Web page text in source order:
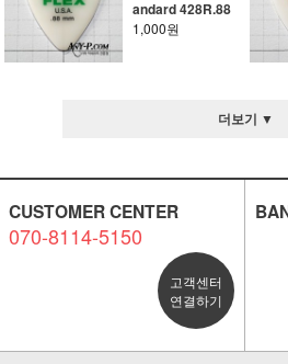
andard 428R.88
1,000원
더보기 ▼
CUSTOMER CENTER
070-8114-5150
고객센터
연결하기